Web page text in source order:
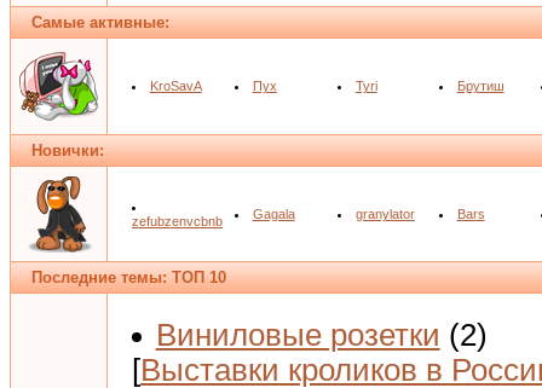
Самые активные:
KroSavA Пух Tyri Брутиш
Новички:
zefubzenvcbnb Gagala granylator Bars
Последние темы: ТОП 10
Виниловые розетки (2)
[Выставки кроликов в